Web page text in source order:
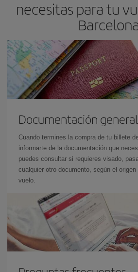
el precio más barato.
necesitas para tu
Barcelona
Documentación general
Cuando termines la compra de tu billete
informarte de la documentación que
puedes consultar si requieres visado,
cualquier otro documento, según el
vuelo.